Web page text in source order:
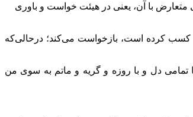
با آن، یعنی در هیئت خواست و باوری
کسب کرده است، بازخواست می‌کند؛ درحالی‌که
خداوند می‌گوید با تمامی دل و با روزه و گریه و ماتم به سوی من